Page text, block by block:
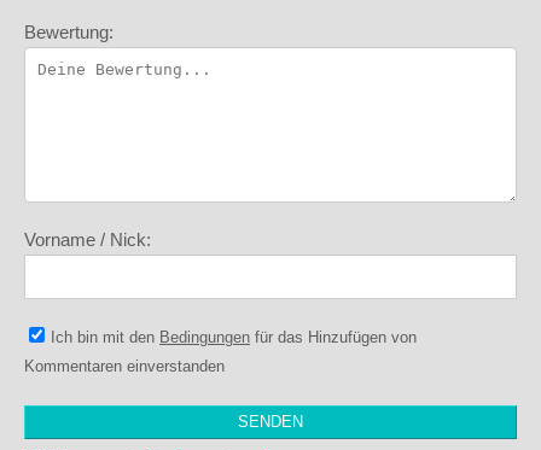
Bewertung:
Vorname / Nick:
Ich bin mit den Bedingungen für das Hinzufügen von
Kommentaren einverstanden